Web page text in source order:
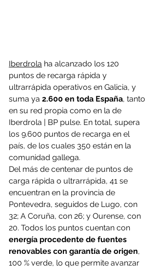
Iberdrola ha alcanzado los 120
puntos de recarga rápida y
ultrarrápida operativos en Galicia, y
suma ya 2.600 en toda España, tanto
en su red propia como en la de
Iberdrola | BP pulse. En total, supera
los 9.600 puntos de recarga en el
país, de los cuales 350 están en la
comunidad gallega.
Del más de centenar de puntos de
carga rápida o ultrarrápida, 41 se
encuentran en la provincia de
Pontevedra, seguidos de Lugo, con
32; A Coruña, con 26; y Ourense, con
20. Todos los puntos cuentan con
energía procedente de fuentes
renovables con garantía de origen,
100 % verde, lo que permite avanzar